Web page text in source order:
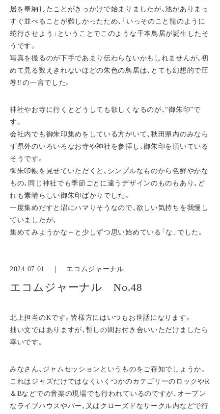
居を奉納したことがきっかけで始まりましたが、池がありまっ
すぐ並べることが難しかったため、「いっそのこと龍のように
蛇行させよう」ということでこのような千本鳥居が誕生したそ
うです。
写真を撮るのが下手であまり伝わらないかもしれませんが、初
めて見る数えきれないほどの朱色の鳥居は、とても幻想的で圧
巻!!の一言でした。
神社やお寺に行くとどうしても欲しくなるのが、“御朱印”で
す。
会社内でも御朱印集めをしている方がいて、秋田県内のみなら
ず県外のいろいろなお寺や神社を参拝し、御朱印を頂いている
そうです。
御朱印帳を見せていただくと、シンプルなものから色鮮やかな
もの、同じ神社でも季節ごとに違うデザインのものもあり、ど
れも素晴らしい御朱印ばかりでした。
一度集めだすと沼にハマりそうなので、欲しい気持ちを我慢し
ていましたが、
集めてみようかな～と少しずつ思い始めている「な」でした。
2024.07.01 ｜ エコムジャーナル
エコムジャーナル No.48
北上担当のKです。皆様方にはいつもお世話になります。
拙い文ではありますが、暫しの間お付き合いいただけましたら
幸いです。
みなさん、ジャムセッションというものをご存知でしょうか。
これはジャズだけではなくいくつかのカテゴリーのロックやR
＆Bなどでの音楽の現場でも行われているのですが、オープン
なライブハウスやバー、又はクローズドなサークル内などで行